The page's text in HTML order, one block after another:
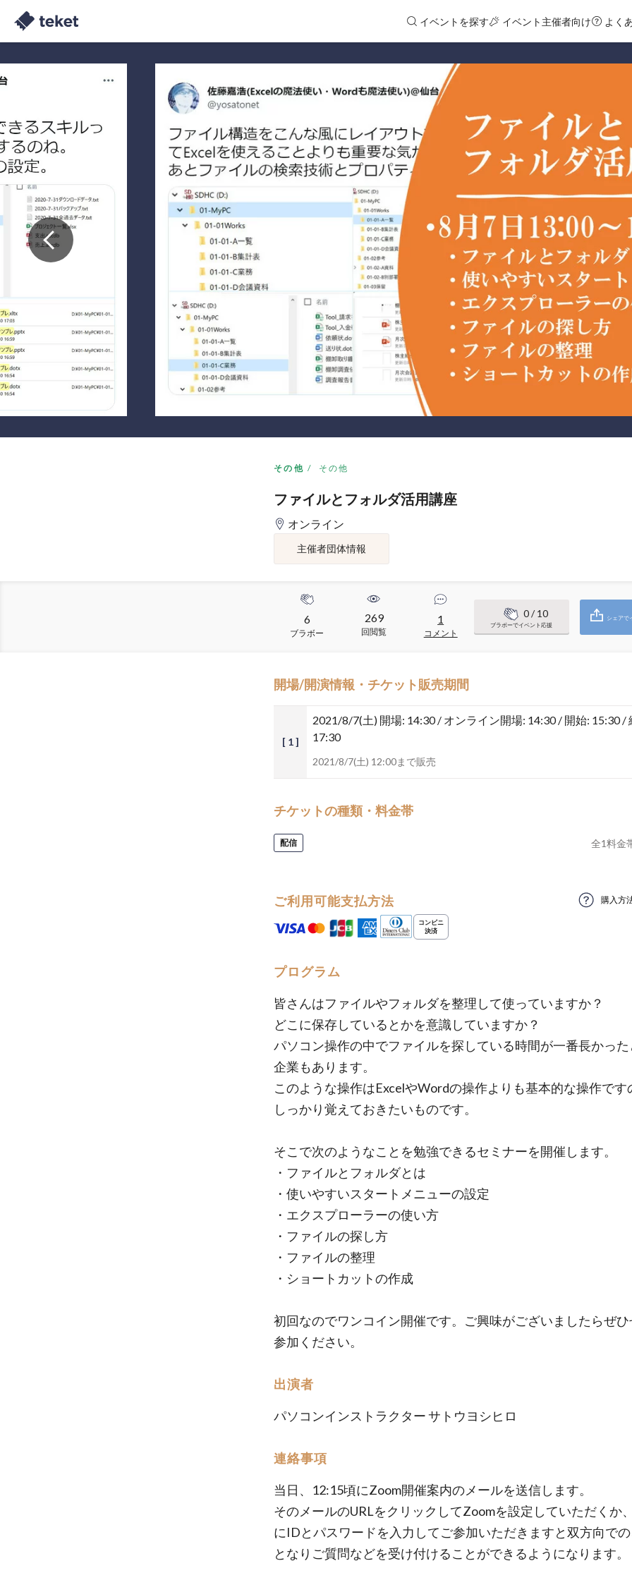
イベントを探す イベント主催者向け よく
その他 その他
ファイルとフォルダ活用講座
オンライン
主催者団体情報
6
ブラボー
269
回閲覧
1
コメント
0/ 10
ブラボーでイベント応援
シェアで
開場/開演情報・チケット販売期間
[ 1 ]
2021/8/7(土) 開場: 14:30 / オンライン開場: 14:30 / 開始: 15:30 /
17:30
2021/8/7(土) 12:00まで販売
チケットの種類・料金帯
配信 全1料金
ご利用可能支払方法 購入方
プログラム
皆さんはファイルやフォルダを整理して使っていますか？
どこに保存しているとかを意識していますか？
パソコン操作の中でファイルを探している時間が一番長かった
企業もあります。
このような操作はExcelやWordの操作よりも基本的な操作です
しっかり覚えておきたいものです。
そこで次のようなことを勉強できるセミナーを開催します。
・ファイルとフォルダとは
・使いやすいスタートメニューの設定
・エクスプローラーの使い方
・ファイルの探し方
・ファイルの整理
・ショートカットの作成
初回なのでワンコイン開催です。ご興味がございましたらぜ
参加ください。
出演者
パソコンインストラクター サトウヨシヒロ
連絡事項
当日、12:15頃にZoom開催案内のメールを送信します。
そのメールのURLをクリックしてZoomを設定していただくか
にIDとパスワードを入力してご参加いただきますと双方向で
となりご質問などを受け付けることができるようになります。